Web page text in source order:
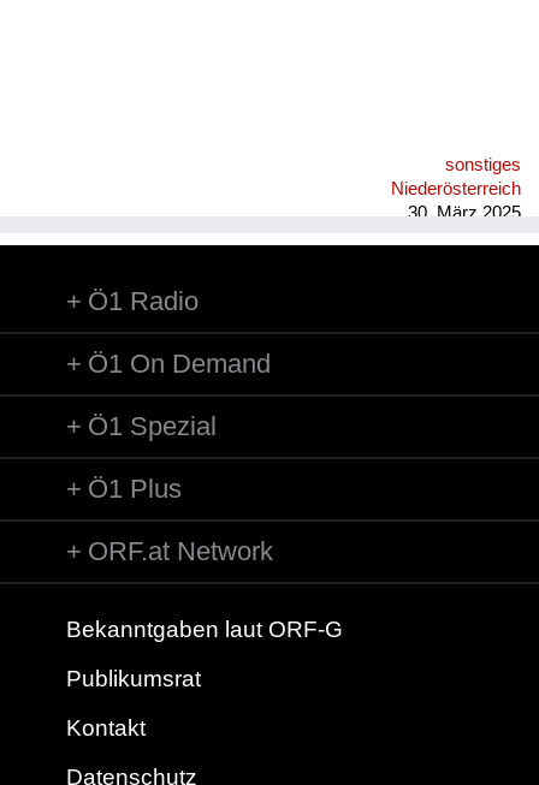
sonstiges
Niederösterreich
30. März 2025
Ö1 Radio
Ö1 On Demand
Ö1 Spezial
Ö1 Plus
ORF.at Network
Bekanntgaben laut ORF-G
Publikumsrat
Kontakt
Datenschutz